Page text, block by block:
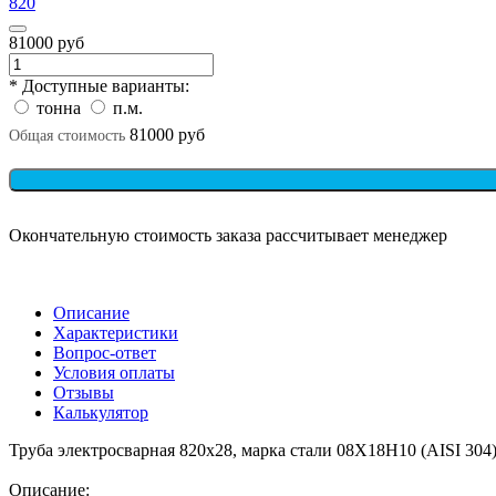
81000 руб
* Доступные варианты:
тонна
п.м.
Общая стоимость 81000 руб
Окончательную стоимость заказа рассчитывает менеджер
Описание
Характеристики
Вопрос-ответ
Условия оплаты
Отзывы
Калькулятор
Труба электросварная 820х28, марка стали 08Х18Н10 (AISI 304)
Описание: